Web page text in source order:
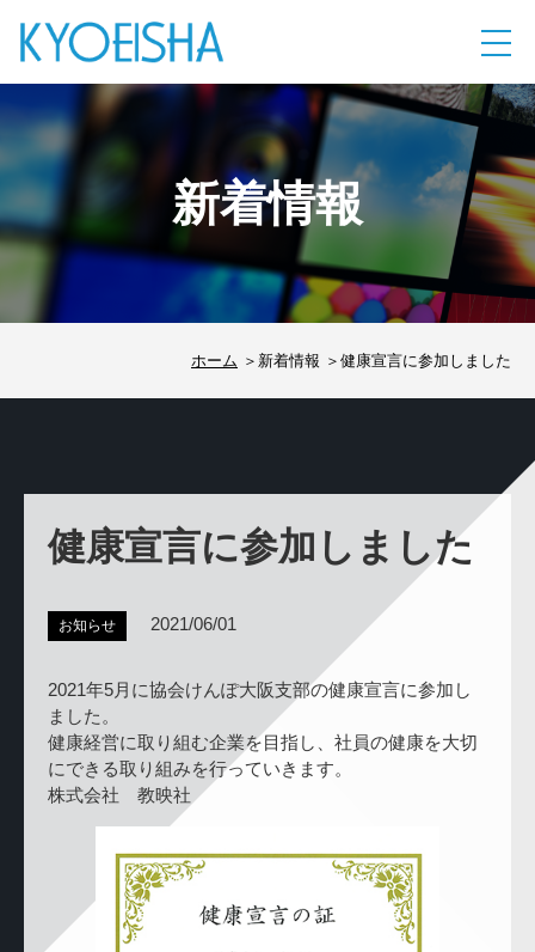
新着情報
ホーム 新着情報 健康宣言に参加しました
健康宣言に参加しました
お知らせ 2021/06/01
2021年5月に協会けんぽ大阪支部の健康宣言に参加し
ました。
健康経営に取り組む企業を目指し、社員の健康を大切
にできる取り組みを行っていきます。
株式会社 教映社